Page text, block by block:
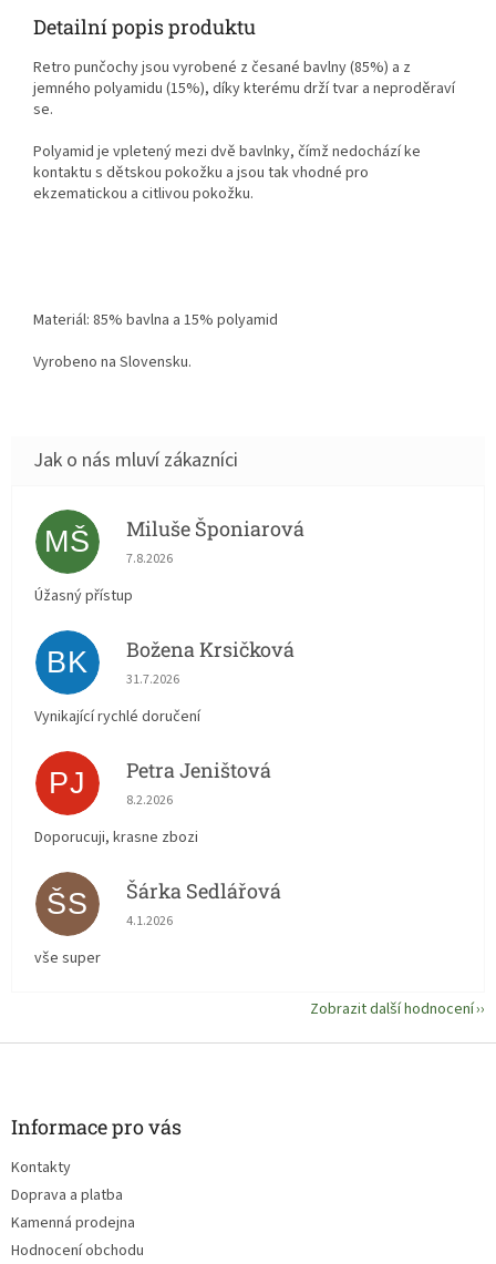
Detailní popis produktu
Retro punčochy jsou vyrobené z česané bavlny (85%) a z
jemného polyamidu (15%), díky kterému drží tvar a neproděraví
se.
Polyamid je vpletený mezi dvě bavlnky, čímž nedochází ke
kontaktu s dětskou pokožku a jsou tak vhodné pro
ekzematickou a citlivou pokožku.
Materiál: 85% bavlna a 15% polyamid
Vyrobeno na Slovensku.
MŠ Miluše Šponiarová
Hodnocení obchodu je 5 z 5 hvězdiček.
7.8.2026
Úžasný přístup
BK Božena Krsičková
Hodnocení obchodu je 5 z 5 hvězdiček.
31.7.2026
Vynikající rychlé doručení
PJ Petra Jeništová
Hodnocení obchodu je 5 z 5 hvězdiček.
8.2.2026
Doporucuji, krasne zbozi
ŠS Šárka Sedlářová
Hodnocení obchodu je 5 z 5 hvězdiček.
4.1.2026
vše super
Zobrazit další hodnocení
Informace pro vás
Kontakty
Doprava a platba
Kamenná prodejna
Hodnocení obchodu